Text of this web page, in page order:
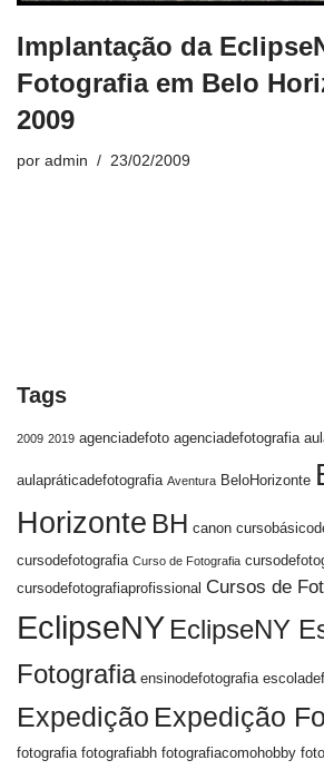
Implantação da
Fotografia em Belo
2009
por admin 23/02/2009
Tags
2009 2019 agenciadefoto agenciadefotografia
aulapráticadefotografia Aventura BeloHorizonte
Horizonte BH canon
cursodefotografia Curso de Fotografia
cursodefotografiaprofissional Cursos de
EclipseNY EclipseNY
Fotografia ensinodefotografia
Expedição Expedição
fotografia fotografiabh fotografiacomohobby